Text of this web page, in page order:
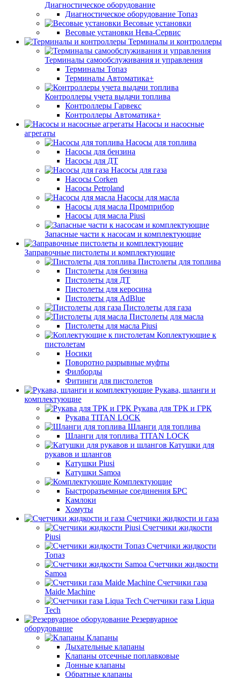
Диагностическое оборудование
Диагностическое оборудование Топаз
Весовые установки
Весовые установки Нева-Сервис
Терминалы и контроллеры
Терминалы самообслуживания и управления
Терминалы Топаз
Терминалы Автоматика+
Контроллеры учета выдачи топлива
Контроллеры Гарвекс
Контроллеры Автоматика+
Насосы и насосные
агрегаты
Насосы для топлива
Насосы для бензина
Насосы для ДТ
Насосы для газа
Насосы Corken
Насосы Petroland
Насосы для масла
Насосы для масла Промприбор
Насосы для масла Piusi
Запасные части к насосам и комплектующие
Заправочные пистолеты и комплектующие
Пистолеты для топлива
Пистолеты для бензина
Пистолеты для ДТ
Пистолеты для керосина
Пистолеты для AdBlue
Пистолеты для газа
Пистолеты для масла
Пистолеты для масла Piusi
Коплектующие к
пистолетам
Носики
Поворотно разрывные муфты
Филборды
Фитинги для пистолетов
Рукава, шланги и
комплектующие
Рукава для ТРК и ГРК
Рукава TITAN LOCK
Шланги для топлива
Шланги для топлива TITAN LOCK
Катушки для
рукавов и шлангов
Катушки Piusi
Катушки Samoa
Комплектующие
Быстроразъемные соединения БРС
Камлоки
Хомуты
Счетчики жидкости и газа
Счетчики жидкости
Piusi
Счетчики жидкости
Топаз
Счетчики жидкости
Samoa
Счетчики газа
Maide Machine
Счетчики газа Liqua
Tech
Резервуарное
оборудование
Клапаны
Дыхательные клапаны
Клапаны отсечные поплавковые
Донные клапаны
Обратные клапаны